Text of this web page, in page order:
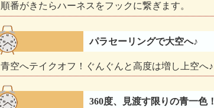
順番がきたらハーネスをフックに繋ぎます。
パラセーリングで大空へ♪
青空へテイクオフ！ぐんぐんと高度は増し上空へ♪
360度、見渡す限りの青一色！